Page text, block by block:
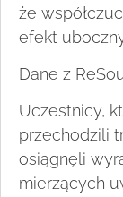
że
efekt
Dane z
Uczestnicy,
przechodzili
osiągnęli
mierzących